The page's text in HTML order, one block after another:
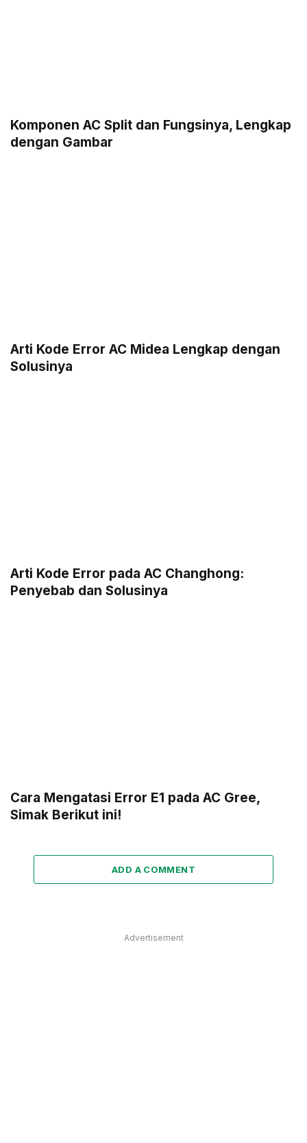
Komponen AC Split dan Fungsinya, Lengkap
dengan Gambar
Arti Kode Error AC Midea Lengkap dengan
Solusinya
Arti Kode Error pada AC Changhong:
Penyebab dan Solusinya
Cara Mengatasi Error E1 pada AC Gree,
Simak Berikut ini!
ADD A COMMENT
Advertisement